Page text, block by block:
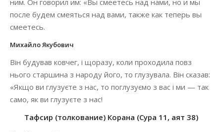
ним. Он говорил им: «Вы смеетесь над нами, но и мы
после будем смеяться над вами, также как теперь вы
смеетесь.
Михайло Якубович
Він будував ковчег, і щоразу, коли проходила повз
нього старшина з народу його, то глузувала. Він сказав:
«Якщо ви глузуєте з нас, то поглузуємо з вас і ми — так
само, як ви глузуєте з нас!
Тафсир (толкование) Корана (Сура 11, аят 38)